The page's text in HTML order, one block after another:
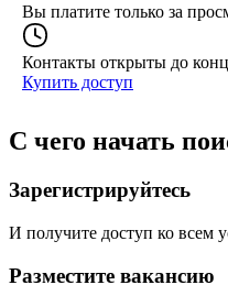
Вы платите только за
Контакты открыты до
Купить доступ
С чего начать
Зарегистрируйтесь
И получите доступ ко всем
Разместите вакансию